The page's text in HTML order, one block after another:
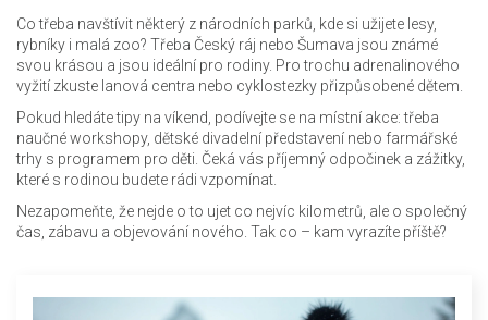
Co třeba navštívit některý z národních parků, kde si užijete lesy,
rybníky i malá zoo? Třeba Český ráj nebo Šumava jsou známé
svou krásou a jsou ideální pro rodiny. Pro trochu adrenalinového
vyžití zkuste lanová centra nebo cyklostezky přizpůsobené dětem.
Pokud hledáte tipy na víkend, podívejte se na místní akce: třeba
naučné workshopy, dětské divadelní představení nebo farmářské
trhy s programem pro děti. Čeká vás příjemný odpočinek a zážitky,
které s rodinou budete rádi vzpomínat.
Nezapomeňte, že nejde o to ujet co nejvíc kilometrů, ale o společný
čas, zábavu a objevování nového. Tak co – kam vyrazíte příště?